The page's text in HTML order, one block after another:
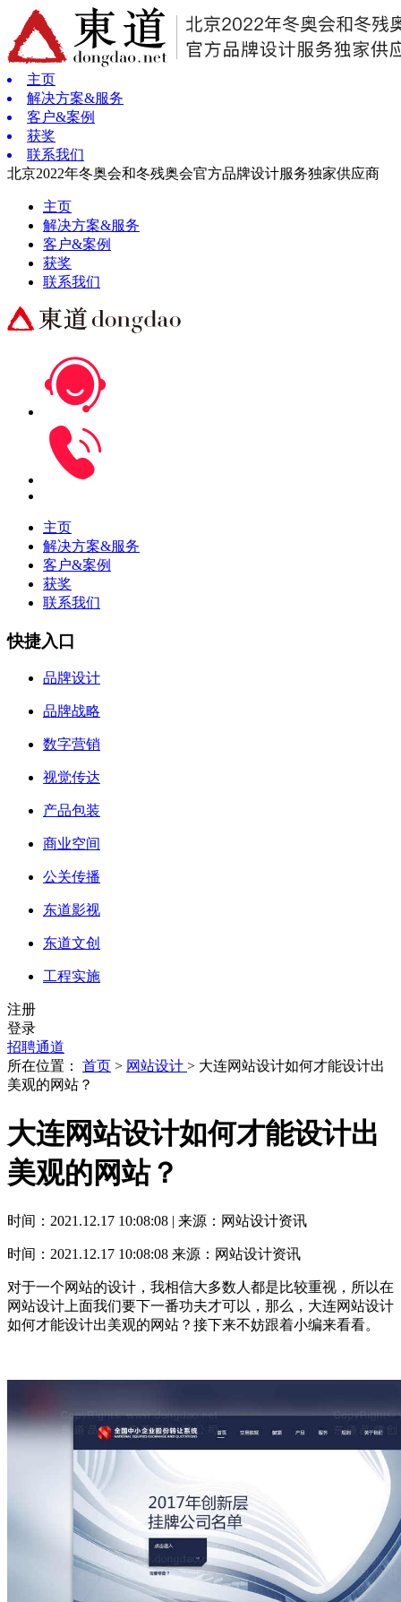
主页
解决方案&服务
客户&案例
获奖
联系我们
北京2022年冬奥会和冬残奥会官方品牌设计服务独家供应商
主页
解决方案&服务
客户&案例
获奖
联系我们
主页
解决方案&服务
客户&案例
获奖
联系我们
快捷入口
品牌设计
品牌战略
数字营销
视觉传达
产品包装
商业空间
公关传播
东道影视
东道文创
工程实施
注册
登录
招聘通道
所在位置： 首页 > 网站设计 > 大连网站设计如何才能设计出
美观的网站？
大连网站设计如何才能设计出
美观的网站？
时间：2021.12.17 10:08:08 | 来源：网站设计资讯
时间：2021.12.17 10:08:08 来源：网站设计资讯
对于一个网站的设计，我相信大多数人都是比较重视，所以在
网站设计上面我们要下一番功夫才可以，那么，大连网站设计
如何才能设计出美观的网站？接下来不妨跟着小编来看看。